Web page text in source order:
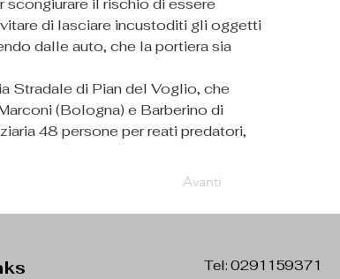
il rischio di essere
di lasciare incustoditi gli oggetti
dalle auto, che la portiera sia
Stradale di Pian del Voglio, che
(Bologna) e Barberino di
48 persone per reati predatori,
Avanti
Tel:0291159371